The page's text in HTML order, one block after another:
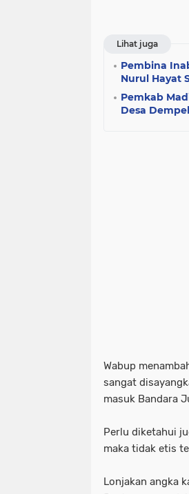
Lihat juga
Pembina
Nurul Hayat
Pemkab
Desa
Wabup
sangat
masuk Bandara
Perlu diketahui
maka tidak etis
Lonjakan angka